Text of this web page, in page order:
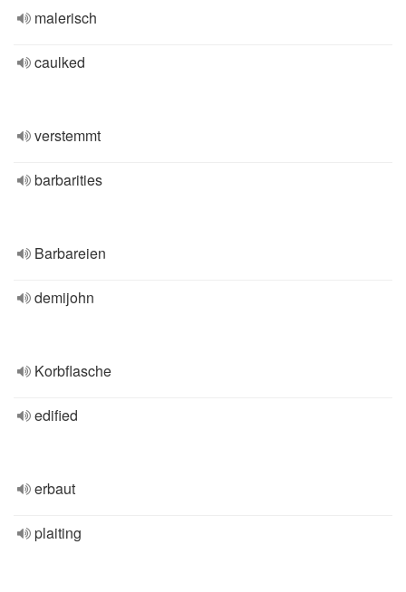
malerisch
caulked
verstemmt
barbarities
Barbareien
demijohn
Korbflasche
edified
erbaut
plaiting